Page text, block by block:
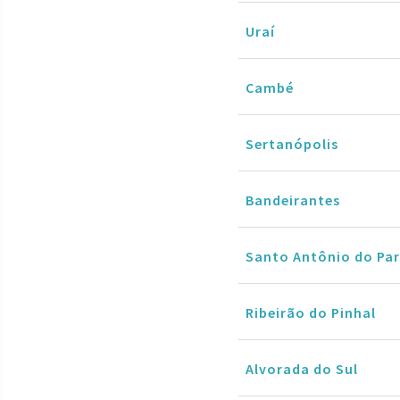
Uraí
Cambé
Sertanópolis
Bandeirantes
Santo Antônio do
Ribeirão do Pinhal
Alvorada do Sul